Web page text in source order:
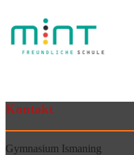
Kontakt
Gymnasium Ismaning